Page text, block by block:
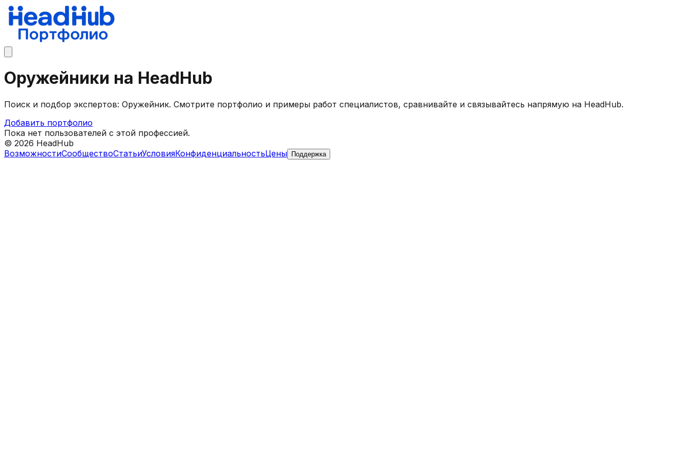
Оружейники на HeadHub
Поиск и подбор экспертов: Оружейник. Смотрите портфолио и примеры работ специалистов, сравнивайте и связывайтесь напрямую на HeadHub.
Добавить портфолио
Пока нет пользователей с этой профессией.
© 2026 HeadHub
ВозможностиСообществоСтатьиУсловияКонфиденциальностьЦены Поддержка